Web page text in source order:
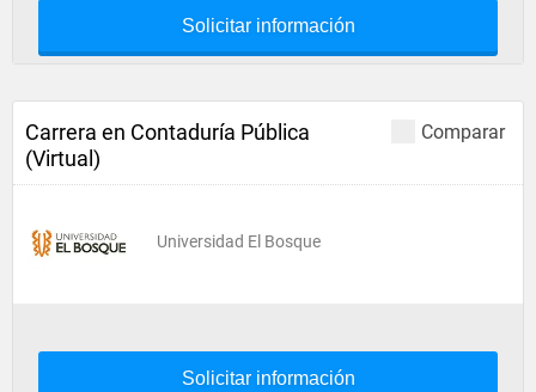
Solicitar información
Comparar
Carrera en Contaduría Pública
(Virtual)
Universidad El Bosque
Solicitar información